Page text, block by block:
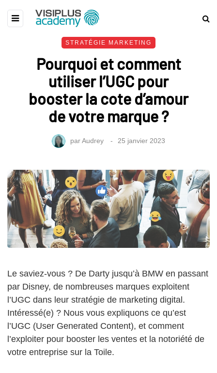
STRATÉGIE MARKETING
Pourquoi et comment
utiliser l’UGC pour
booster la cote d’amour
de votre marque ?
parAudrey 25 janvier 2023
Le saviez-vous ? De Darty jusqu’à BMW en passant
par Disney, de nombreuses marques exploitent
l’UGC dans leur stratégie de marketing digital.
Intéressé(e) ? Nous vous expliquons ce qu’est
l’UGC (User Generated Content), et comment
l’exploiter pour booster les ventes et la notoriété de
votre entreprise sur la Toile.